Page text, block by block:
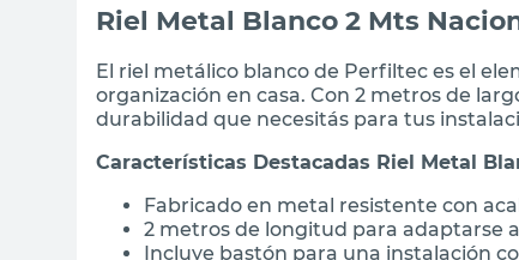
Riel Metal Blanco 2 Mts
El riel metálico blanco de Perfiltec es el
organización en casa. Con 2 metros de
durabilidad que necesitás para tus
Características Destacadas Riel Metal
Fabricado en metal resistente con
2 metros de longitud para adaptarse
Incluye bastón para una instalación